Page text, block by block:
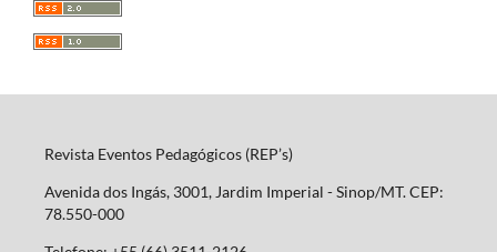
Revista Eventos Pedagógicos (REP’s)
Avenida dos Ingás, 3001, Jardim Imperial - Sinop/MT. CEP:
78.550-000